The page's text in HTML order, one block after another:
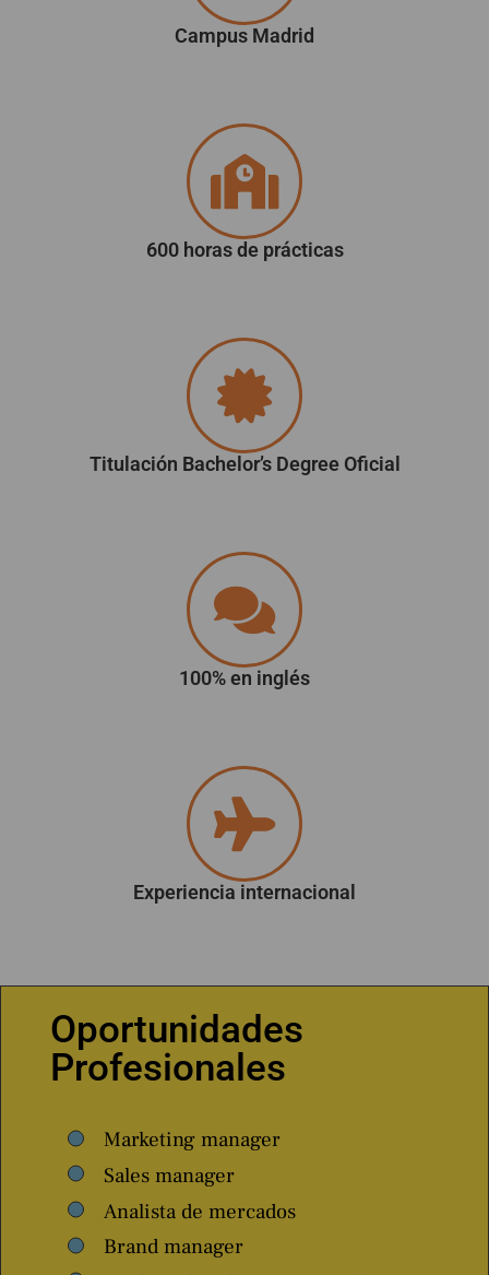
Campus Madrid
600 horas de prácticas
Titulación Bachelor’s Degree Oficial
100% en inglés
Experiencia internacional
Oportunidades
Profesionales
Marketing manager
Sales manager
Analista de mercados
Brand manager